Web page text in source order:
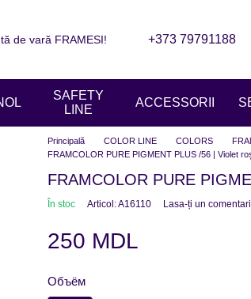
de vară FRAMESI!
+373 79791188
SAFETY
LINE
ACCESSORII
Principală COLOR LINE COLORS
FRAMCOLOR PURE PIGMENT PLUS /56 | Violet
FRAMCOLOR PURE
În stoc Articol: A16110 Lasa-ți un
250 MDL
Объём